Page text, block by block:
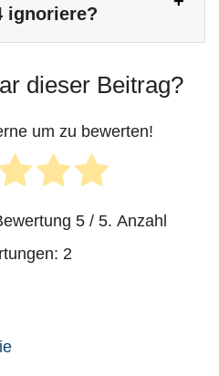
ignoriere?
dieser Beitrag?
um zu bewerten!
5/ 5. Anzahl
2